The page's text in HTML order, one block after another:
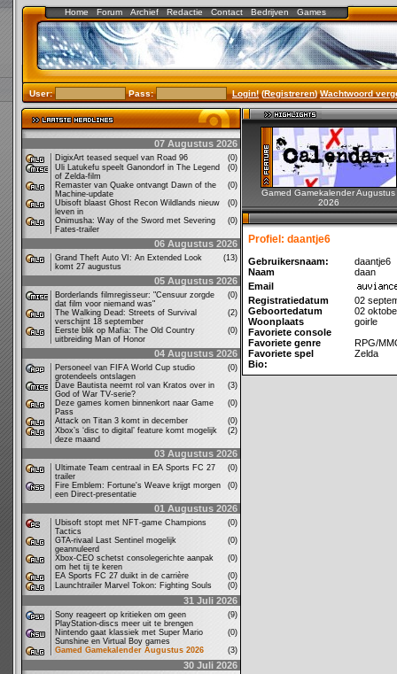
Home Forum Archief Redactie Contact Bedrijven Games
User: Pass: Login!(Registreren)Wachtwoord
07 Augustus 2026
DigixArt teased sequel van Road 96
(0)
Uli Latukefu speelt Ganondorf in The Legend
of Zelda-film
(0)
Remaster van Quake ontvangt Dawn of the
Machine-update
(0)
Ubisoft blaast Ghost Recon Wildlands nieuw
leven in
(0)
Onimusha: Way of the Sword met Severing
Fates-trailer
(0)
06 Augustus 2026
Grand Theft Auto VI: An Extended Look
komt 27 augustus
(13)
05 Augustus 2026
Borderlands filmregisseur: "Censuur zorgde
dat film voor niemand was"
(0)
The Walking Dead: Streets of Survival
verschijnt 18 september
(2)
Eerste blik op Mafia: The Old Country
uitbreiding Man of Honor
(0)
04 Augustus 2026
Personeel van FIFA World Cup studio
grotendeels ontslagen
(0)
Dave Bautista neemt rol van Kratos over in
God of War TV-serie?
(3)
Deze games komen binnenkort naar Game
Pass
(0)
Attack on Titan 3 komt in december
(0)
Xbox’s ‘disc to digital’ feature komt mogelijk
deze maand
(2)
03 Augustus 2026
Ultimate Team centraal in EA Sports FC 27
trailer
(0)
Fire Emblem: Fortune's Weave krijgt morgen
een Direct-presentatie
(0)
01 Augustus 2026
Ubisoft stopt met NFT-game Champions
Tactics
(0)
GTA-rivaal Last Sentinel mogelijk
geannuleerd
(0)
Xbox-CEO schetst consolegerichte aanpak
om het tij te keren
(0)
EA Sports FC 27 duikt in de carrière
(0)
Launchtrailer Marvel Tokon: Fighting Souls
(0)
31 Juli 2026
Sony reageert op kritieken om geen
PlayStation-discs meer uit te brengen
(9)
Nintendo gaat klassiek met Super Mario
Sunshine en Virtual Boy games
(0)
Gamed Gamekalender Augustus 2026
(3)
30 Juli 2026
Gamed Gamekalender Augustus
2026
Profiel: daantje6
Gebruikersnaam:
daantje6
Naam
daan
Email
Registratiedatum
02
Geboortedatum
02
Woonplaats
goirle
Favoriete console
Favoriete genre
RPG/
Favoriete spel
Zelda
Bio: